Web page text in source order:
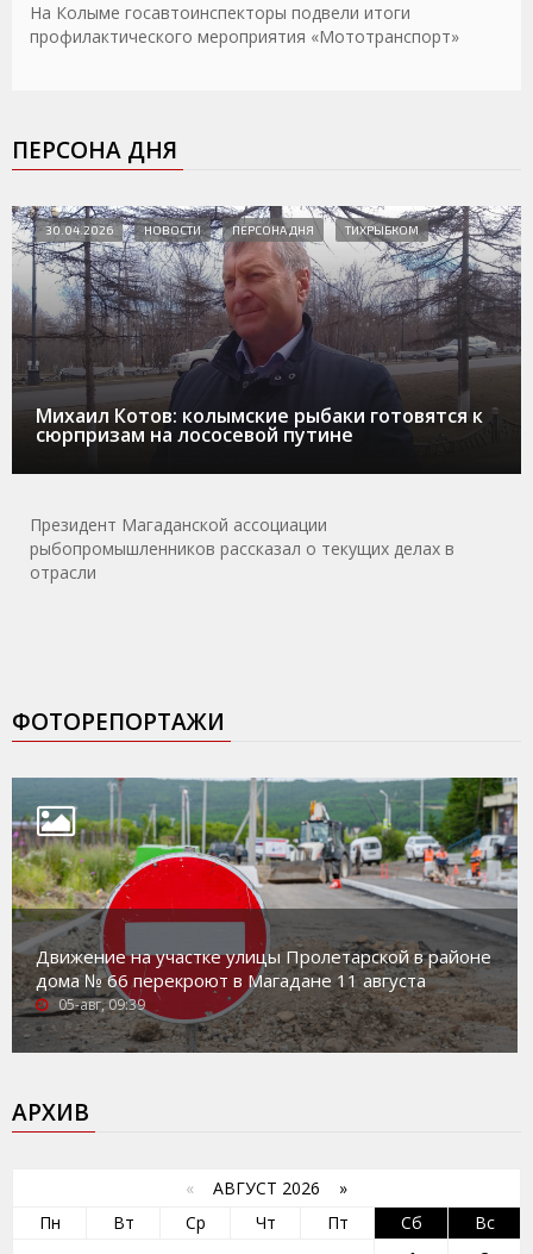
На Колыме госавтоинспекторы подвели итоги
профилактического мероприятия «Мототранспорт»
ПЕРСОНА ДНЯ
Михаил Котов: колымские рыбаки готовятся к
сюрпризам на лососевой путине
30.04.2026 НОВОСТИ ПЕРСОНА ДНЯ ТИХРЫБКОМ
Президент Магаданской ассоциации
рыбопромышленников рассказал о текущих делах в
отрасли
ФОТОРЕПОРТАЖИ
Движение на участке улицы Пролетарской в районе
дома № 66 перекроют в Магадане 11 августа
05-авг, 09:39
АРХИВ
« АВГУСТ 2026 »
Пн
Вт Ср Чт Пт Сб
Вс